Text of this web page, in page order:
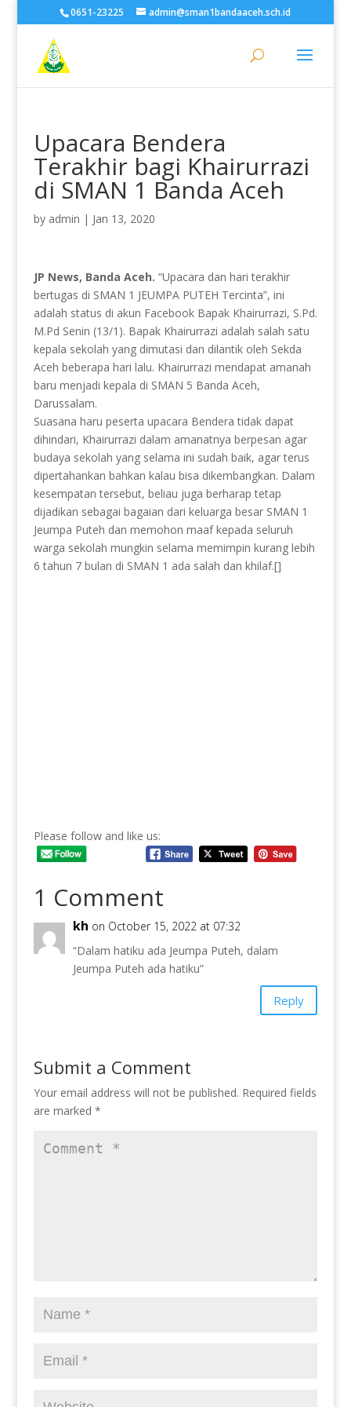
0651-23225 admin@sman1bandaaceh.sch.id
Upacara Bendera
Terakhir bagi Khairurrazi
di SMAN 1 Banda Aceh
by admin | Jan 13, 2020
JP News, Banda Aceh. “Upacara dan hari terakhir
bertugas di SMAN 1 JEUMPA PUTEH Tercinta”, ini
adalah status di akun Facebook Bapak Khairurrazi, S.Pd.
M.Pd Senin (13/1). Bapak Khairurrazi adalah salah satu
kepala sekolah yang dimutasi dan dilantik oleh Sekda
Aceh beberapa hari lalu. Khairurrazi mendapat amanah
baru menjadi kepala di SMAN 5 Banda Aceh,
Darussalam.
Suasana haru peserta upacara Bendera tidak dapat
dihindari, Khairurrazi dalam amanatnya berpesan agar
budaya sekolah yang selama ini sudah baik, agar terus
dipertahankan bahkan kalau bisa dikembangkan. Dalam
kesempatan tersebut, beliau juga berharap tetap
dijadikan sebagai bagaian dari keluarga besar SMAN 1
Jeumpa Puteh dan memohon maaf kepada seluruh
warga sekolah mungkin selama memimpin kurang lebih
6 tahun 7 bulan di SMAN 1 ada salah dan khilaf.[]
Please follow and like us:
1 Comment
kh on October 15, 2022 at 07:32
“Dalam hatiku ada Jeumpa Puteh, dalam
Jeumpa Puteh ada hatiku”
Reply
Submit a Comment
Your email address will not be published. Required fields
are marked *